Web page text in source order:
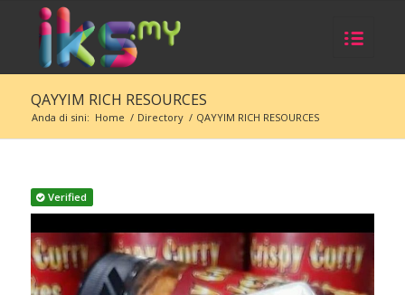
QAYYIM RICH RESOURCES
Anda di sini: Home / Directory / QAYYIM RICH RESOURCES
Verified